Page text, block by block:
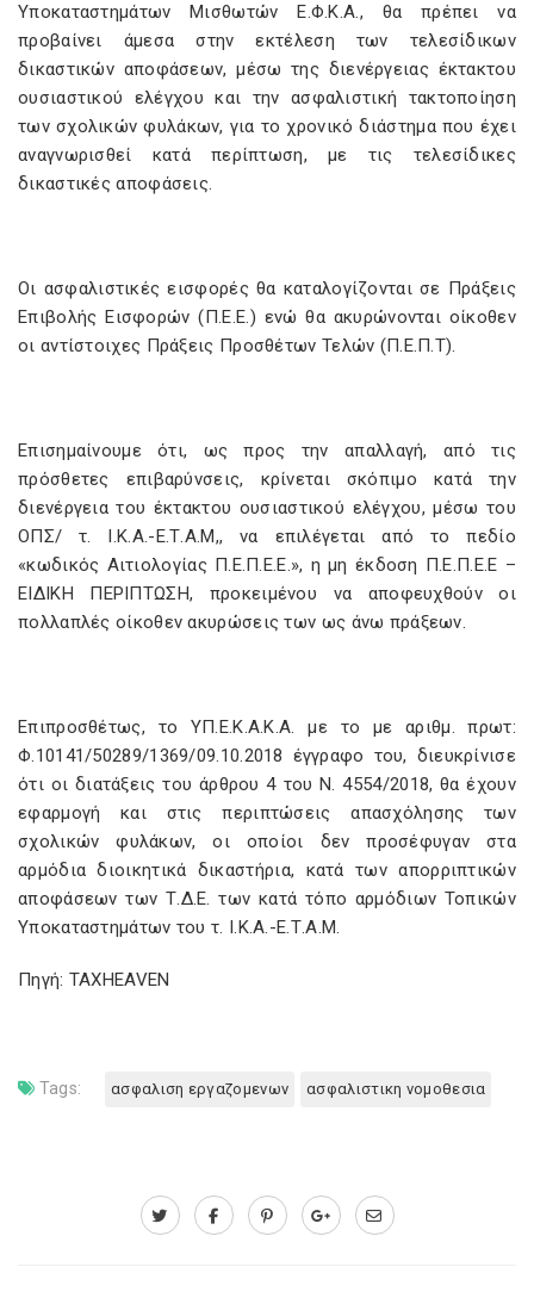
Υποκαταστημάτων Μισθωτών Ε.Φ.Κ.Α., θα πρέπει να
προβαίνει άμεσα στην εκτέλεση των τελεσίδικων
δικαστικών αποφάσεων, μέσω της διενέργειας έκτακτου
ουσιαστικού ελέγχου και την ασφαλιστική τακτοποίηση
των σχολικών φυλάκων, για το χρονικό διάστημα που έχει
αναγνωρισθεί κατά περίπτωση, με τις τελεσίδικες
δικαστικές αποφάσεις.
Οι ασφαλιστικές εισφορές θα καταλογίζονται σε Πράξεις
Επιβολής Εισφορών (Π.Ε.Ε.) ενώ θα ακυρώνονται οίκοθεν
οι αντίστοιχες Πράξεις Προσθέτων Τελών (Π.Ε.Π.Τ).
Επισημαίνουμε ότι, ως προς την απαλλαγή, από τις
πρόσθετες επιβαρύνσεις, κρίνεται σκόπιμο κατά την
διενέργεια του έκτακτου ουσιαστικού ελέγχου, μέσω του
ΟΠΣ/ τ. Ι.Κ.Α.-Ε.Τ.Α.Μ,, να επιλέγεται από το πεδίο
«κωδικός Αιτιολογίας Π.Ε.Π.Ε.Ε.», η μη έκδοση Π.Ε.Π.Ε.Ε –
ΕΙΔΙΚΗ ΠΕΡΙΠΤΩΣΗ, προκειμένου να αποφευχθούν οι
πολλαπλές οίκοθεν ακυρώσεις των ως άνω πράξεων.
Επιπροσθέτως, το ΥΠ.Ε.Κ.Α.Κ.Α. με το με αριθμ. πρωτ:
Φ.10141/50289/1369/09.10.2018 έγγραφο του, διευκρίνισε
ότι οι διατάξεις του άρθρου 4 του Ν. 4554/2018, θα έχουν
εφαρμογή και στις περιπτώσεις απασχόλησης των
σχολικών φυλάκων, οι οποίοι δεν προσέφυγαν στα
αρμόδια διοικητικά δικαστήρια, κατά των απορριπτικών
αποφάσεων των Τ.Δ.Ε. των κατά τόπο αρμόδιων Τοπικών
Υποκαταστημάτων του τ. Ι.Κ.Α.-Ε.Τ.Α.Μ.
Πηγή: TAXHEAVEN
Tags: ασφαλιση εργαζομενων ασφαλιστικη νομοθεσια